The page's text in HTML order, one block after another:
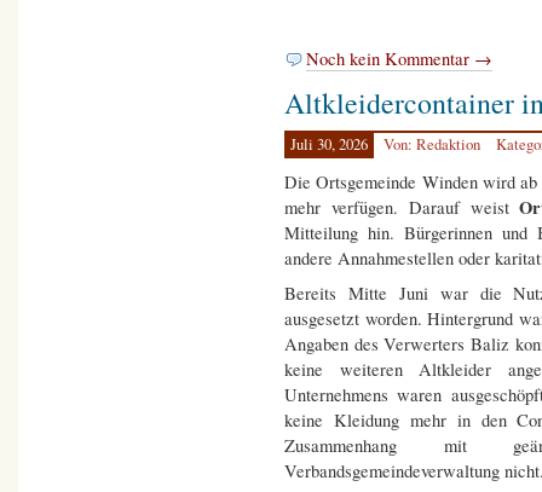
Noch kein Kommentar →
Altkleidercontainer
Juli 30, 2026 Von: Redaktion
Die Ortsgemeinde Winden wird ab
mehr verfügen. Darauf weist
Mitteilung hin. Bürgerinnen und
andere Annahmestellen oder
Bereits Mitte Juni war die
ausgesetzt worden. Hintergrund
Angaben des Verwerters Baliz
keine weiteren Altkleider
Unternehmens waren
keine Kleidung mehr in den
Zusammenhang mit
Verbandsgemeindeverwaltung